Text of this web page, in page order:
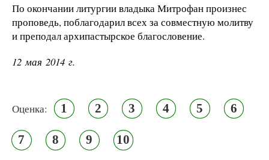
По окончании литургии владыка Митрофан произнес
проповедь, поблагодарил всех за совместную молитву
и преподал архипастырское благословение.
12 мая 2014 г.
Оценка: 1 2 3 4 5 6
7 8 9 10